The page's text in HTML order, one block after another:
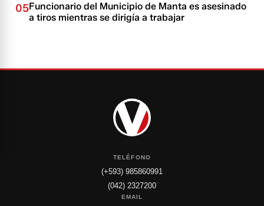
05Funcionario del Municipio de Manta es asesinado
a tiros mientras se dirigía a trabajar
TELÉFONO
(+593) 985860991
(042) 2327200
EMAIL